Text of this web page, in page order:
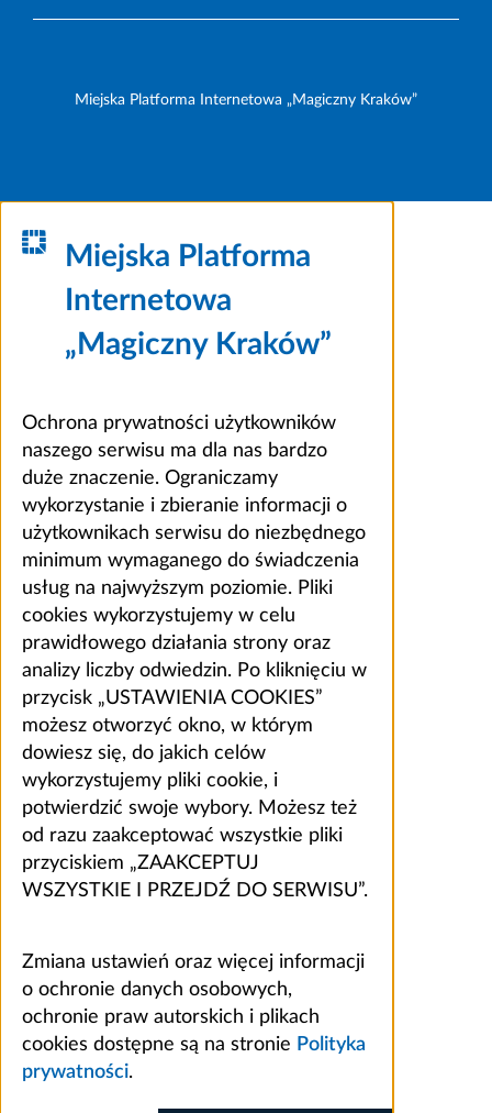
Miejska Platforma Internetowa „Magiczny Kraków”
Miejska Platforma
Internetowa
„Magiczny Kraków”
Ochrona prywatności użytkowników
naszego serwisu ma dla nas bardzo
duże znaczenie. Ograniczamy
wykorzystanie i zbieranie informacji o
użytkownikach serwisu do niezbędnego
minimum wymaganego do świadczenia
usług na najwyższym poziomie. Pliki
cookies wykorzystujemy w celu
prawidłowego działania strony oraz
analizy liczby odwiedzin. Po kliknięciu w
przycisk „USTAWIENIA COOKIES”
możesz otworzyć okno, w którym
dowiesz się, do jakich celów
wykorzystujemy pliki cookie, i
potwierdzić swoje wybory. Możesz też
od razu zaakceptować wszystkie pliki
przyciskiem „ZAAKCEPTUJ
WSZYSTKIE I PRZEJDŹ DO SERWISU”.
Zmiana ustawień oraz więcej informacji
o ochronie danych osobowych,
ochronie praw autorskich i plikach
cookies dostępne są na stronie Polityka
prywatności.